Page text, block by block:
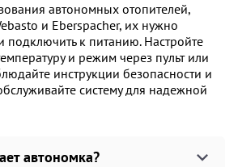
автономных отопителей,
и Eberspacher, их нужно
подключить к питанию. Настройте
и режим через пульт или
инструкции безопасности и
систему для надежной
автономка?